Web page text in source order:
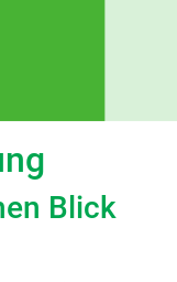
Blick